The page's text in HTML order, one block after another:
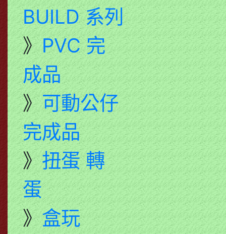
BUILD 系列
》PVC 完
成品
》可動公仔
完成品
》扭蛋 轉
蛋
》盒玩